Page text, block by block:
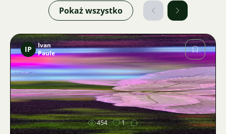
Pokaż wszystko
Zdjęcie
IP
Ivan
Paule
454 1